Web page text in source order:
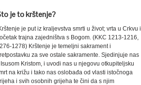
je to krštenje?
je put iz kraljevstva smrti u život; vrta u Crkvu i
trajna zajedništva s Bogom. (KKC 1213-1216,
1278) Krštenje je temeljni sakrament i
za sve ostale sakramente. Sjedinjuje nas
Kristom, i uvodi nas u njegovu otkupiteljsku
na križu i tako nas oslobađa od vlasti istočnoga
i svih osobnih grijeha te čini da s njim